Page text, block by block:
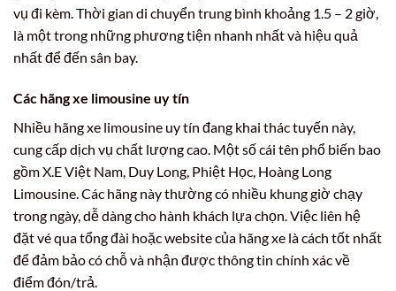
vụ đi kèm. Thời gian di chuyển trung bình khoảng 1.5 – 2 giờ,
là một trong những phương tiện nhanh nhất và hiệu quả
nhất để đến sân bay.
Các hãng xe limousine uy tín
Nhiều hãng xe limousine uy tín đang khai thác tuyến này,
cung cấp dịch vụ chất lượng cao. Một số cái tên phổ biến bao
gồm X.E Việt Nam, Duy Long, Phiệt Học, Hoàng Long
Limousine. Các hãng này thường có nhiều khung giờ chạy
trong ngày, dễ dàng cho hành khách lựa chọn. Việc liên hệ
đặt vé qua tổng đài hoặc website của hãng xe là cách tốt nhất
để đảm bảo có chỗ và nhận được thông tin chính xác về
điểm đón/trả.